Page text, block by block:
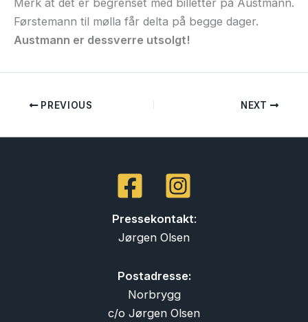
Merk at det er begrenset med billetter på Austmann.
Førstemann til mølla får delta på begge dager.
Austmann er dessverre utsolgt!
PREVIOUS NEXT
Pressekontakt:
Jørgen Olsen
Postadresse:
Norbrygg
c/o Jørgen Olsen